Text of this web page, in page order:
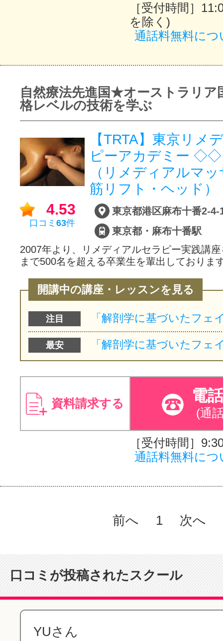
［受付時間］
を除く)
通話料無料につ
自然療法先進国★オーストラリア
格レベルの技術を学ぶ
【TRTA】東京リメ
ピーアカデミー ◇◇
（リメディアルマ
筋リフト・ヘッド）
4.53
口コミ 63件
東京都・麻布十番駅
2007年より、リメディアルセラピー実践講
まで500名を超える卒業生を輩出しておりま
開講中の講座・レッスンを見る
注目
最安
資料請求する 電
(通
［受付時間］
通話料無料につ
前へ 1 次へ
口コミが投稿されたスクール
YUさん